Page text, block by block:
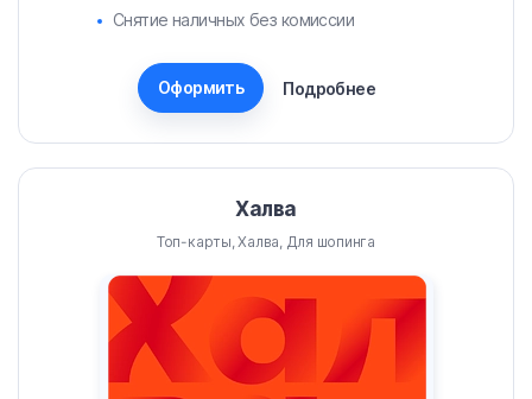
Снятие наличных без комиссии
Оформить Подробнее
Халва
Топ-карты, Халва, Для шопинга